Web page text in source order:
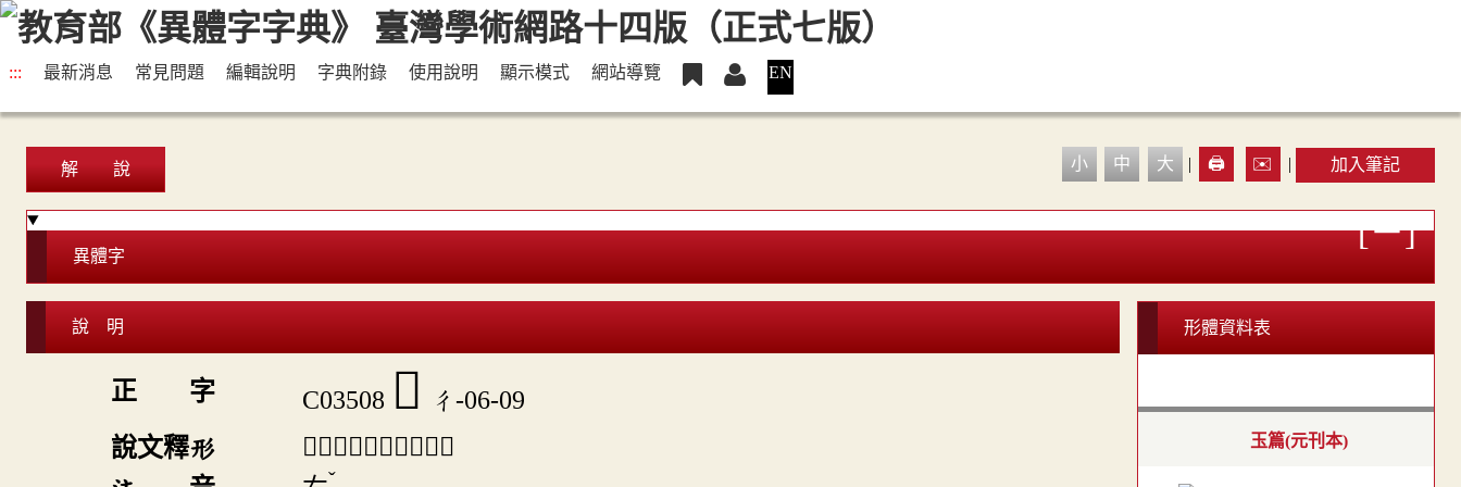
::: 最新消息 常見問題 編輯說明 字典附錄 使用說明 顯示模式 網站導覽 EN
解 說 小 中 大 | 🖨️ ✉️ | 加入筆記
異體字
說 明
正 字 C03508 𢓗
彳-06-09
說文釋形
「𢓗」《說文》不錄。
ˇ
形體資料表
玉篇(元刊本)